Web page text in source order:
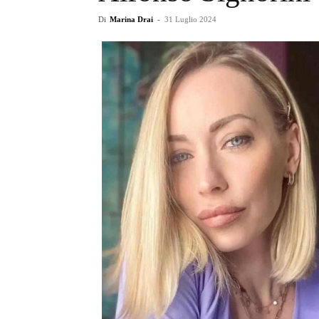
Di Marina Drai - 31 Luglio 2024